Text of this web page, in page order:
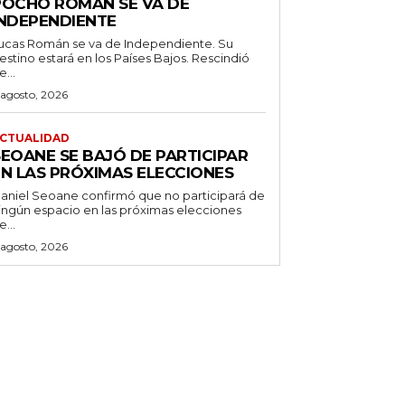
Román se va de Independiente. Su
estará en los Países Bajos. Rescindió
2026
SE BAJÓ DE PARTICIPAR
LAS PRÓXIMAS ELECCIONES
Seoane confirmó que no participará de
espacio en las próximas elecciones
2026